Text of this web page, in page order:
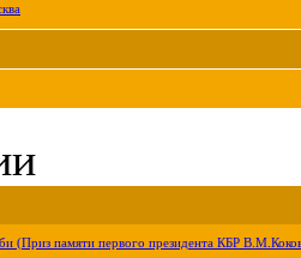
(Приз памяти первого президента КБР